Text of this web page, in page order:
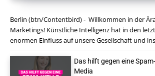
Berlin (btn/Contentbird) - Willkommen in der
Marketings! Künstliche Intelligenz hat in den
enormen Einfluss auf unsere Gesellschaft und
Das hilft gegen eine
Media